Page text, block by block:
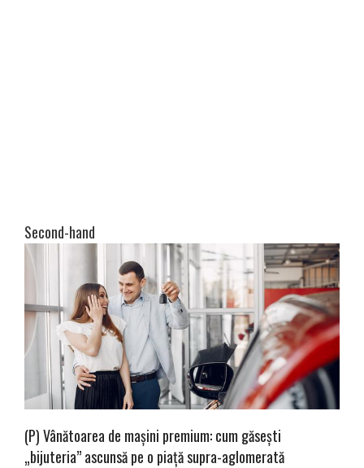
Second-hand
(P) Vânătoarea de mașini premium: cum găsești
„bijuteria” ascunsă pe o piață supra-aglomerată